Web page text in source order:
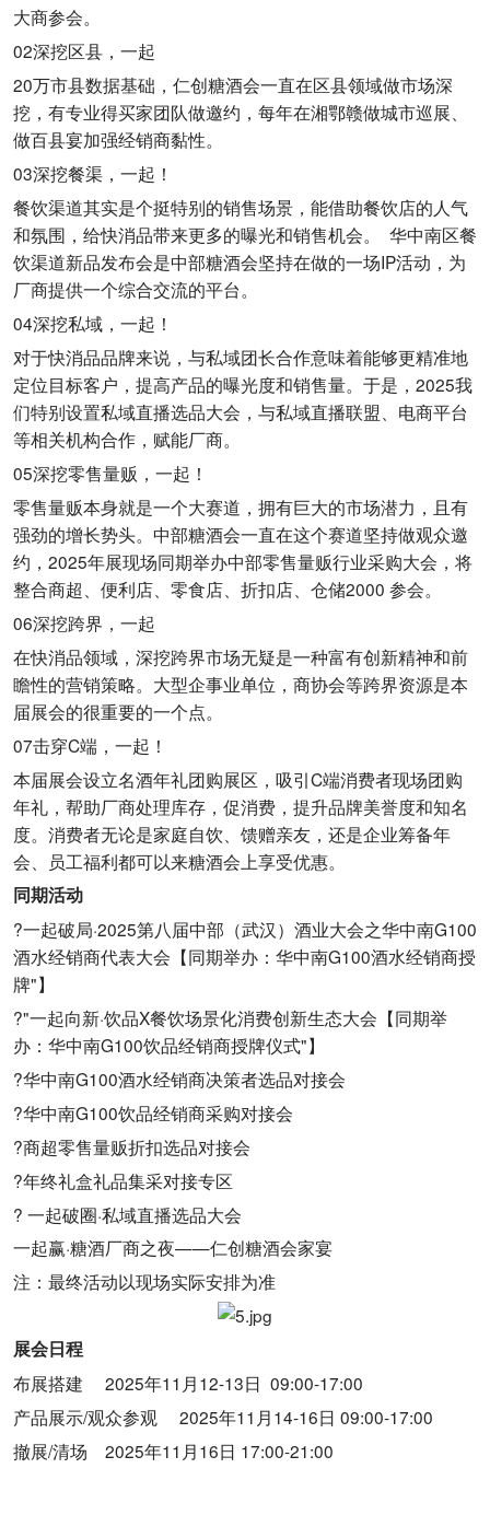
大商参会。
02深挖区县，一起
20万市县数据基础，仁创糖酒会一直在区县领域做市场深
挖，有专业得买家团队做邀约，每年在湘鄂赣做城市巡展、
做百县宴加强经销商黏性。
03深挖餐渠，一起！
餐饮渠道其实是个挺特别的销售场景，能借助餐饮店的人气
和氛围，给快消品带来更多的曝光和销售机会。 华中南区餐
饮渠道新品发布会是中部糖酒会坚持在做的一场IP活动，为
厂商提供一个综合交流的平台。
04深挖私域，一起！
对于快消品品牌来说，与私域团长合作意味着能够更精准地
定位目标客户，提高产品的曝光度和销售量。于是，2025我
们特别设置私域直播选品大会，与私域直播联盟、电商平台
等相关机构合作，赋能厂商。
05深挖零售量贩，一起！
零售量贩本身就是一个大赛道，拥有巨大的市场潜力，且有
强劲的增长势头。中部糖酒会一直在这个赛道坚持做观众邀
约，2025年展现场同期举办中部零售量贩行业采购大会，将
整合商超、便利店、零食店、折扣店、仓储2000 参会。
06深挖跨界，一起
在快消品领域，深挖跨界市场无疑是一种富有创新精神和前
瞻性的营销策略。大型企事业单位，商协会等跨界资源是本
届展会的很重要的一个点。
07击穿C端，一起！
本届展会设立名酒年礼团购展区，吸引C端消费者现场团购
年礼，帮助厂商处理库存，促消费，提升品牌美誉度和知名
度。消费者无论是家庭自饮、馈赠亲友，还是企业筹备年
会、员工福利都可以来糖酒会上享受优惠。
同期活动
?一起破局·2025第八届中部（武汉）酒业大会之华中南G100
酒水经销商代表大会【同期举办：华中南G100酒水经销商授
牌"】
?"一起向新·饮品X餐饮场景化消费创新生态大会【同期举
办：华中南G100饮品经销商授牌仪式"】
?华中南G100酒水经销商决策者选品对接会
?华中南G100饮品经销商采购对接会
?商超零售量贩折扣选品对接会
?年终礼盒礼品集采对接专区
? 一起破圈·私域直播选品大会
一起赢·糖酒厂商之夜——仁创糖酒会家宴
注：最终活动以现场实际安排为准
展会日程
布展搭建 2025年11月12-13日 09:00-17:00
产品展示/观众参观 2025年11月14-16日 09:00-17:00
撤展/清场 2025年11月16日 17:00-21:00